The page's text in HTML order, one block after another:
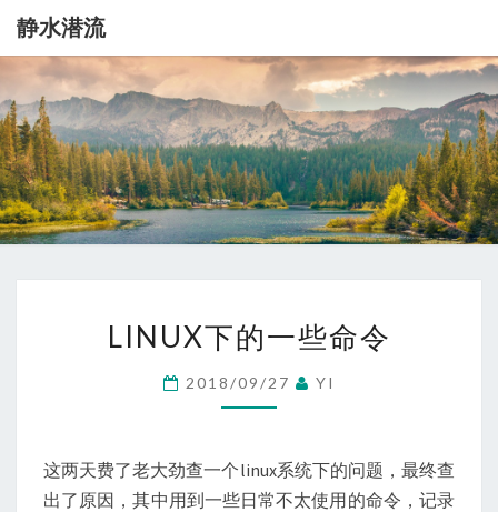
静水潜流
静
水
潜
记
录
一
点
生
活
下
一
命
令
LINUX下的一些命令
2018/09/27 YI
这两天费了老大劲查一个linux系统下的问题，最终查
出了原因，其中用到一些日常不太使用的命令，记录